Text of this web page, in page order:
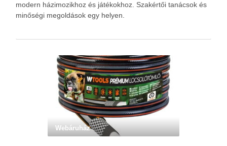
modern házimozikhoz és játékokhoz. Szakértői tanácsok és
minőségi megoldások egy helyen.
Webáruház